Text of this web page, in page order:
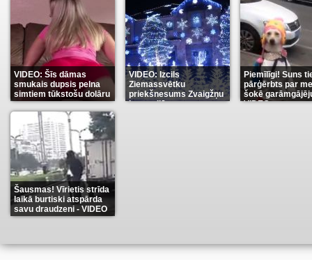
VIDEO: Šīs dāmas
smukais dupsis pelna
simtiem tūkstošu dolāru
(9)
VIDEO: Izcils
Ziemassvētku
priekšnesums Zvaigžņu
karu stilā(7)
Piemīlīgi! Suns
pārģērbts par
šokē
VIDEO(8)
Šausmas! Vīrietis strīda
laikā burtiski atspārda
savu draudzeni - VIDEO
(10)